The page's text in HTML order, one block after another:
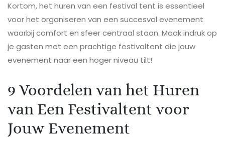
Kortom, het huren van een festival tent is essentieel
voor het organiseren van een succesvol evenement
waarbij comfort en sfeer centraal staan. Maak indruk op
je gasten met een prachtige festivaltent die jouw
evenement naar een hoger niveau tilt!
9 Voordelen van het Huren
van Een Festivaltent voor
Jouw Evenement